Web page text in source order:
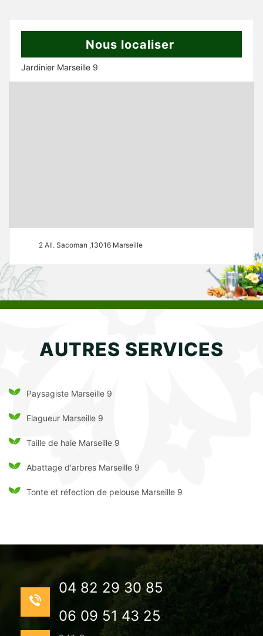
Nous localiser
Jardinier Marseille 9
2 All. Sacoman ,13016 Marseille
AUTRES SERVICES
Paysagiste Marseille 9
Elagueur Marseille 9
Taille de haie Marseille 9
Abattage d'arbres Marseille 9
Tonte et réfection de pelouse Marseille 9
04 82 29 30 85
06 09 51 43 25